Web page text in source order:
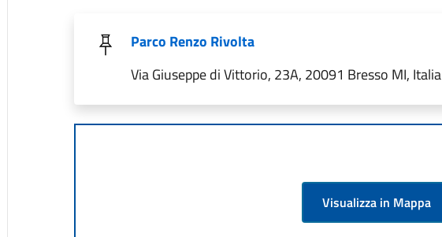
Parco Renzo Rivolta
Via Giuseppe di Vittorio, 23A, 20091 Bresso MI, Italia
Visualizza in Mappa